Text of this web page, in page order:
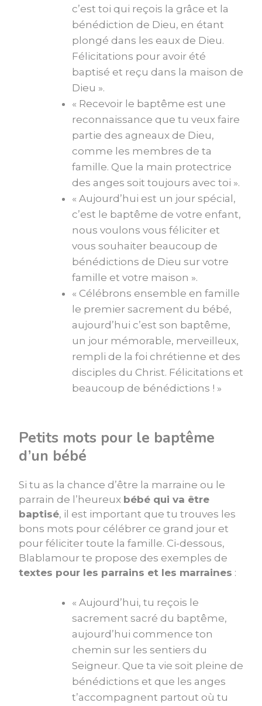
c’est toi qui reçois la grâce et la
bénédiction de Dieu, en étant
plongé dans les eaux de Dieu.
Félicitations pour avoir été
baptisé et reçu dans la maison de
Dieu ».
« Recevoir le baptême est une
reconnaissance que tu veux faire
partie des agneaux de Dieu,
comme les membres de ta
famille. Que la main protectrice
des anges soit toujours avec toi ».
« Aujourd’hui est un jour spécial,
c’est le baptême de votre enfant,
nous voulons vous féliciter et
vous souhaiter beaucoup de
bénédictions de Dieu sur votre
famille et votre maison ».
« Célébrons ensemble en famille
le premier sacrement du bébé,
aujourd’hui c’est son baptême,
un jour mémorable, merveilleux,
rempli de la foi chrétienne et des
disciples du Christ. Félicitations et
beaucoup de bénédictions ! »
Petits mots pour le baptême
d’un bébé
Si tu as la chance d’être la marraine ou le
parrain de l’heureux bébé qui va être
baptisé, il est important que tu trouves les
bons mots pour célébrer ce grand jour et
pour féliciter toute la famille. Ci-dessous,
Blablamour te propose des exemples de
textes pour les parrains et les marraines :
« Aujourd’hui, tu reçois le
sacrement sacré du baptême,
aujourd’hui commence ton
chemin sur les sentiers du
Seigneur. Que ta vie soit pleine de
bénédictions et que les anges
t’accompagnent partout où tu